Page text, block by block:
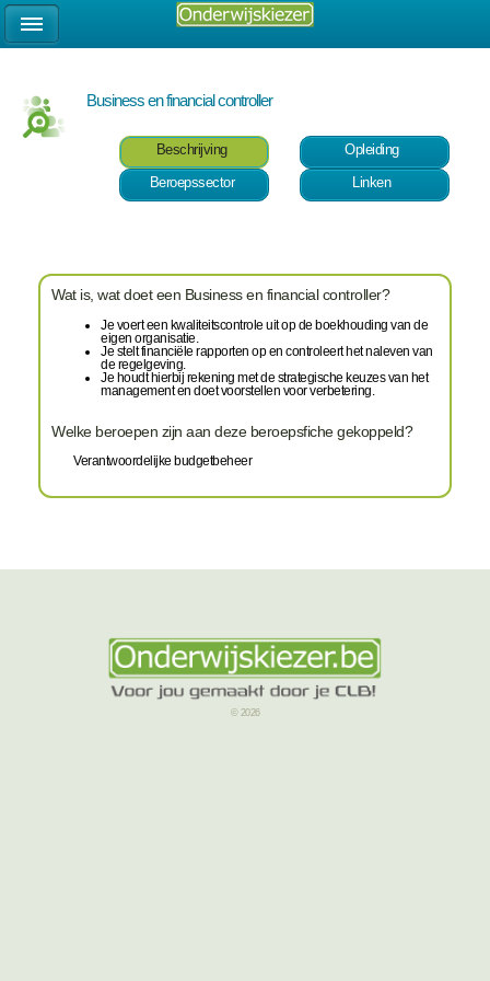
Business en financial controller
Beschrijving
Opleiding
Beroepssector
Linken
Wat is, wat doet een Business en financial controller?
Je voert een kwaliteitscontrole uit op de boekhouding van de
eigen organisatie.
Je stelt financiële rapporten op en controleert het naleven van
de regelgeving.
Je houdt hierbij rekening met de strategische keuzes van het
management en doet voorstellen voor verbetering.
Welke beroepen zijn aan deze beroepsfiche gekoppeld?
Verantwoordelijke budgetbeheer
© 2026